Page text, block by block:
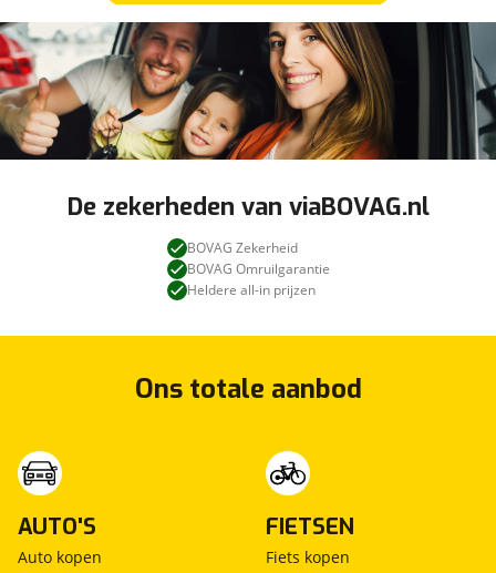
De zekerheden van viaBOVAG.nl
BOVAG Zekerheid
BOVAG Omruilgarantie
Heldere all-in prijzen
Ons totale aanbod
AUTO'S
Auto kopen
FIETSEN
Fiets kopen